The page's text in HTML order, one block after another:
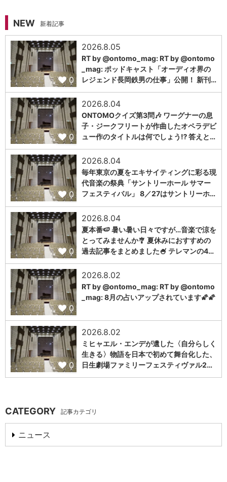
NEW 新着記事
0
2026.8.05
RT by @ontomo_mag: RT by @ontomo
_mag: ポッドキャスト「オーディオ界の
レジェンド長岡鉄男の仕事」公開！ 新刊…
0
2026.8.04
ONTOMOクイズ第3問🎶 ワーグナーの息
子・ジークフリートが作曲したオペラデビ
ュー作のタイトルは何でしょう⁉️ 答えと…
0
2026.8.04
毎年東京の夏をエキサイティングに彩る現
代音楽の祭典「サントリーホール サマー
フェスティバル」 8／27はサントリーホ…
0
2026.8.04
夏本番🍉 暑い暑い日々ですが…音楽で涼を
とってみませんか🎐 夏休みにおすすめの
過去記事をまとめました🍧 テレマンの4…
0
2026.8.02
RT by @ontomo_mag: RT by @ontomo
_mag: 8月の占いアップされています🌠🌠
0
2026.8.02
ミヒャエル・エンデが遺した〈自分らしく
生きる〉物語を日本で初めて舞台化した、
日生劇場ファミリーフェスティヴァル2…
CATEGORY 記事カテゴリ
ニュース